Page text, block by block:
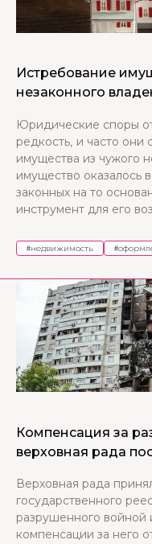
Истребование
незаконного
Юридические споры
редкость, и часто они
имущества из чужого
имущество оказалось
законных на то
инструмент для его
#недвижимость #
Компенсация за
верховная рада
Верховная рада
государственного
разрушенного войной
компенсации за него